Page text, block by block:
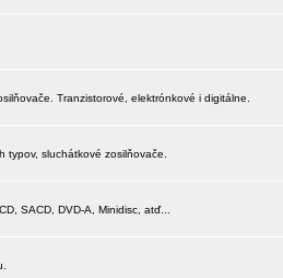
Tranzistorové, elektrónkové i digitálne.
typov, sluchátkové zosilňovače.
SACD, DVD-A, Minidisc, atď...